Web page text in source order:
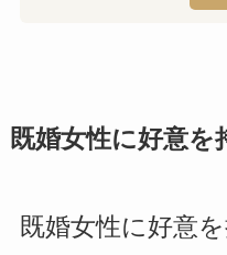
既婚女性に好意
既婚女性に好意